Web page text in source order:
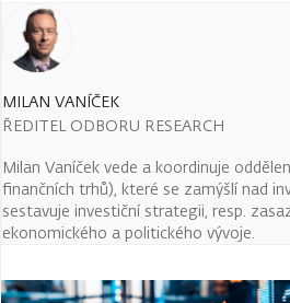
MILAN VANÍČEK
ŘEDITEL ODBORU RESEARCH
Milan Vaníček vede a koordinuje
finančních trhů), které se zamýšlí nad
sestavuje investiční strategii, resp.
ekonomického a politického vývoje.